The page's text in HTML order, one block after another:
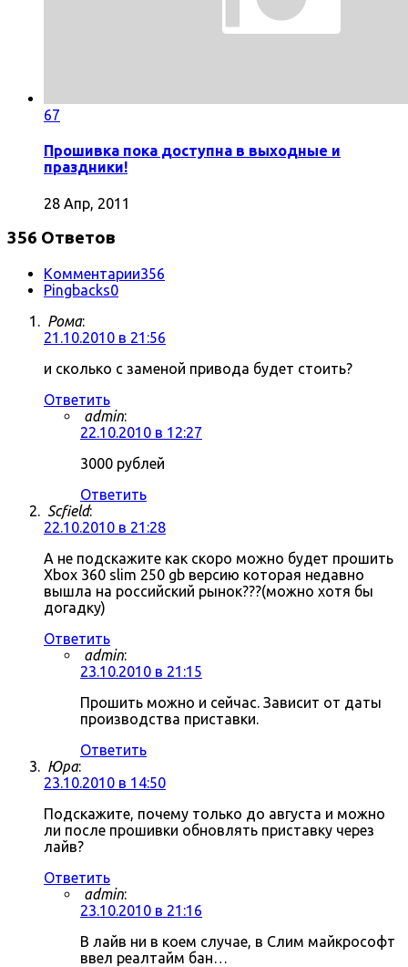
67
Прошивка пока доступна в выходные и
праздники!
28 Апр, 2011
356 Ответов
Комментарии356
Pingbacks0
Рома:
21.10.2010 в 21:56
и сколько с заменой привода будет стоить?
Ответить
admin:
22.10.2010 в 12:27
3000 рублей
Ответить
Scfield:
22.10.2010 в 21:28
А не подскажите как скоро можно будет прошить
Xbox 360 slim 250 gb версию которая недавно
вышла на российский рынок???(можно хотя бы
догадку)
Ответить
admin:
23.10.2010 в 21:15
Прошить можно и сейчас. Зависит от даты
производства приставки.
Ответить
Юра:
23.10.2010 в 14:50
Подскажите, почему только до августа и можно
ли после прошивки обновлять приставку через
лайв?
Ответить
admin:
23.10.2010 в 21:16
В лайв ни в коем случае, в Слим майкрософт
ввел реалтайм бан…